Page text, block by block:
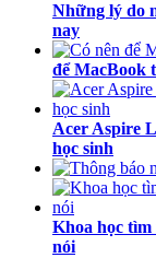
Những lý do
nay
để MacBook
Acer Aspire
học sinh
Khoa học
nói